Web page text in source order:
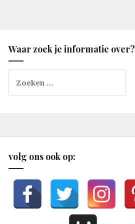
Waar zoek je informatie over?
naar:
volg ons ook op: